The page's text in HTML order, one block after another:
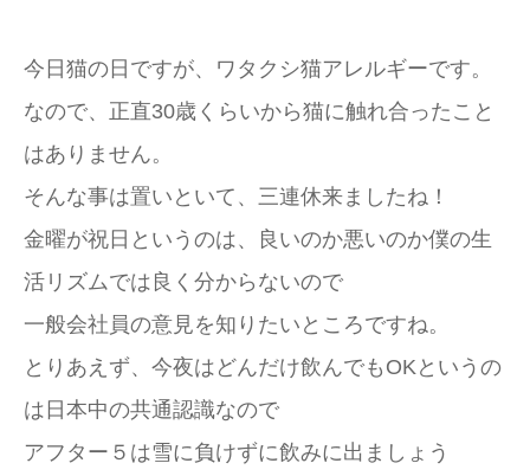
今日猫の日ですが、ワタクシ猫アレルギーです。
なので、正直30歳くらいから猫に触れ合ったこと
はありません。
そんな事は置いといて、三連休来ましたね！
金曜が祝日というのは、良いのか悪いのか僕の生
活リズムでは良く分からないので
一般会社員の意見を知りたいところですね。
とりあえず、今夜はどんだけ飲んでもOKというの
は日本中の共通認識なので
アフター５は雪に負けずに飲みに出ましょう